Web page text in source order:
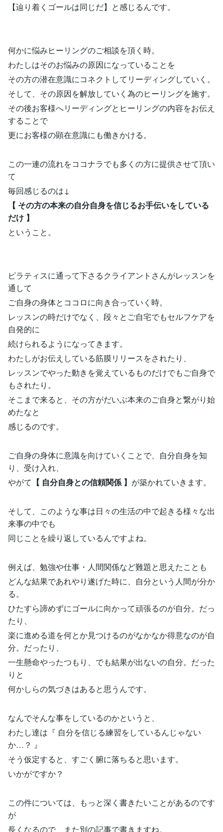
【辿り着くゴールは同じだ】と感じるんです。
何かに悩みヒーリングのご相談を頂く時。
わたしはそのお悩みの原因になっていることを
その方の潜在意識にコネクトしてリーディングしていく。
そして、その原因を解放していく為のヒーリングを施す。
その後お客様へリーディングとヒーリングの内容をお伝え
することで
更にお客様の顕在意識にも働きかける。
この一連の流れをココナラでも多くの方に提供させて頂い
て
毎回感じるのは↓
【 その方の本来の自分自身を信じるお手伝いをしている
だけ 】
ということ。
ピラティスに通って下さるクライアントさんがレッスンを
通して
ご自身の身体とココロに向き合っていく時。
レッスンの時だけでなく、段々とご自宅でもセルフケアを
自発的に
続けられるようになってきます。
わたしがお伝えしている筋膜リリースをされたり、
レッスンでやった動きを覚えているものだけでもご自身で
もされたり。
そこまで来ると、その方がだいぶ本来のご自身と繋がり始
めたなと
感じるのです。
ご自身の身体に意識を向けていくことで、自分自身を知
り、受け入れ、
やがて 【 自分自身との信頼関係 】 が築かれていきます。
そして、このような事は日々の生活の中で起きる様々な出
来事の中でも
同じことを繰り返しているんですよね。
例えば、勉強や仕事・人間関係など難題と思えたことも
どんな結果であれやり遂げた時に、自分という人間が分か
る。
ひたすら諦めずにゴールに向かって頑張るのが自分。だっ
たり、
楽に進める道を何とか見つけるのがなかなか得意なのが自
分。だったり、
一生懸命やったつもり、でも結果が出ないの自分。だった
りと
何かしらの気づきはあると思うんです。
なんでそんな事をしているのかというと、
わたし達は『 自分を信じる練習をしているんじゃない
か…？ 』
そう仮定すると、すごく腑に落ちると思います。
いかがですか？
この件については、もっと深く書きたいことがあるのです
が
長くなるので、また別の記事で書きますね。